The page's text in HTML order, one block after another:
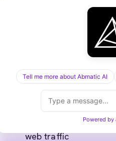
multivariate across
Account list building
(Clay / Apollo
firmographic +
export- and sync-ready
Account-level
(Demandbase /
resolves company
web traffic
Tell me more about Abmatic AI
Powered by